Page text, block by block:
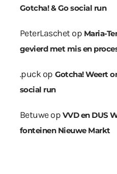
Gotcha! & Go social run
PeterLaschetop Maria-
gevierd met mis en
.puckop Gotcha! Weert
social run
Betuweop VVD en DUS
fonteinen Nieuwe Markt